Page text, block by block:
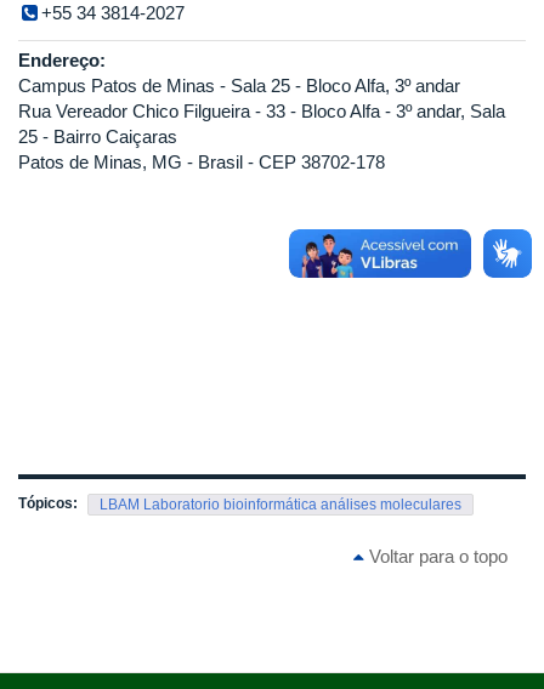
+55 34 3814-2027
Endereço:
Campus Patos de Minas - Sala 25 - Bloco Alfa, 3º andar
Rua Vereador Chico Filgueira - 33 - Bloco Alfa - 3º andar, Sala
25 - Bairro Caiçaras
Patos de Minas, MG - Brasil - CEP 38702-178
Tópicos: LBAM Laboratorio bioinformática análises moleculares
Voltar para o topo